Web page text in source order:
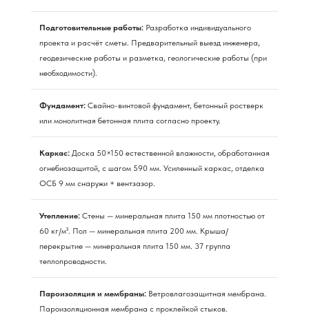
Подготовительные работы: Разработка индивидуального
проекта и расчёт сметы. Предварительный выезд инженера,
геодезические работы и разметка, геологические работы (при
необходимости).
Фундамент: Свайно-винтовой фундамент, бетонный ростверк
или монолитная бетонная плита согласно проекту.
Каркас: Доска 50×150 естественной влажности, обработанная
огнебиозащитой, с шагом 590 мм. Усиленный каркас, отделка
ОСБ 9 мм снаружи + вентзазор.
Утепление: Стены — минеральная плита 150 мм плотностью от
60 кг/м³. Пол — минеральная плита 200 мм. Крыша/
перекрытие — минеральная плита 150 мм. 37 группа
теплопроводности.
Пароизоляция и мембраны: Ветровлагозащитная мембрана.
Пароизоляционная мембрана с проклейкой стыков.